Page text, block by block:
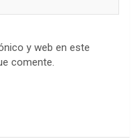
y web en este
comente.